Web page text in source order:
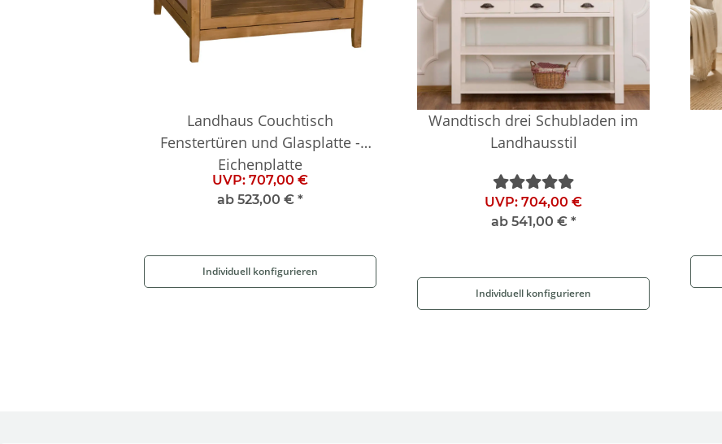
Landhaus Couchtisch
Fenstertüren und Glasplatte -
Eichenplatte
UVP: 707,00 €
ab 523,00 € *
Individuell konfigurieren
Wandtisch drei Schubladen im
Landhausstil
UVP: 704,00 €
ab 541,00 € *
Individuell konfigurieren